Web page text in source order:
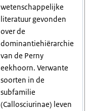
wetenschappelijke
literatuur gevonden
over de
dominantiehiërarchie
van de Perny
eekhoorn. Verwante
soorten in de
subfamilie
(Callosciurinae) leven